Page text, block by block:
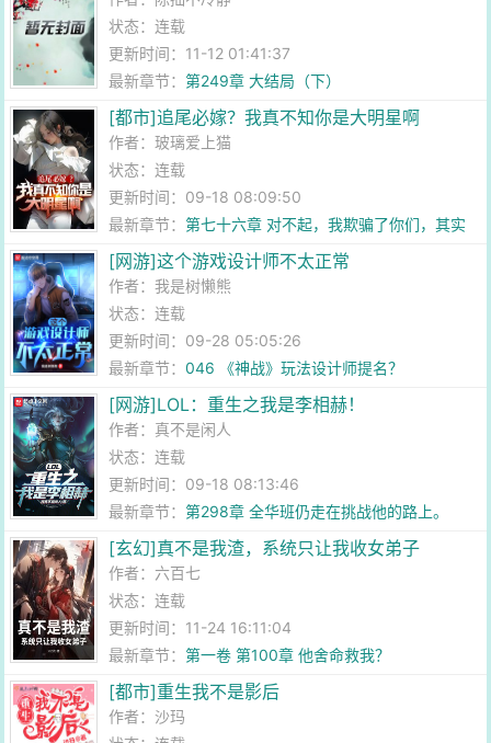
状态：连载
更新时间：11-12 01:41:37
最新章节：第249章 大结局（下）
[都市]追尾必嫁？我真不知你是大明星啊
作者：玻璃爱上猫
状态：连载
更新时间：09-18 08:09:50
最新章节：第七十六章 对不起，我欺骗了你们，其实
唐木是我老公！
[网游]这个游戏设计师不太正常
作者：我是树懒熊
状态：连载
更新时间：09-28 05:05:26
最新章节：046 《神战》玩法设计师提名？
[网游]LOL：重生之我是李相赫！
作者： 真不是闲人
状态：连载
更新时间：09-18 08:13:46
最新章节：第298章 全华班仍走在挑战他的路上。
[玄幻]真不是我渣，系统只让我收女弟子
作者： 六百七
状态：连载
更新时间：11-24 16:11:04
最新章节：第一卷 第100章 他舍命救我？
[都市]重生我不是影后
作者： 沙玛